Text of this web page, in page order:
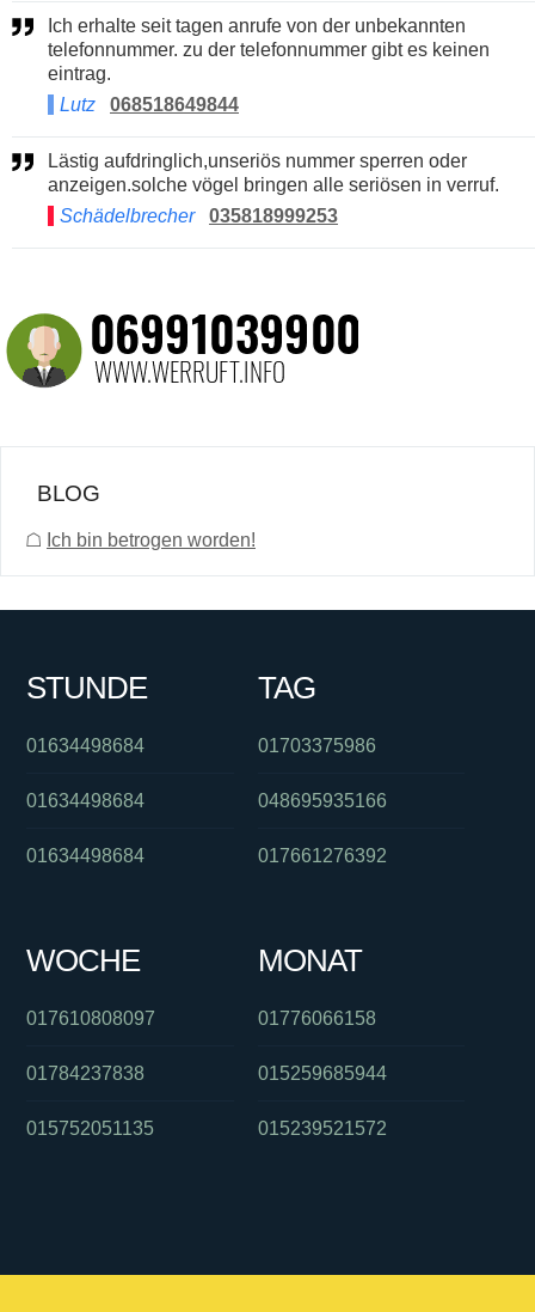
telefonnummer. zu der telefonnummer gibt es keinen
eintrag.
Lutz
068518649844
Lästig aufdringlich,unseriös nummer sperren oder
anzeigen.solche vögel bringen alle seriösen in verruf.
Schädelbrecher
035818999253
BLOG
☖ Ich bin betrogen worden!
STUNDE
01634498684
01634498684
01634498684
TAG
01703375986
048695935166
017661276392
WOCHE
017610808097
01784237838
015752051135
MONAT
01776066158
015259685944
015239521572